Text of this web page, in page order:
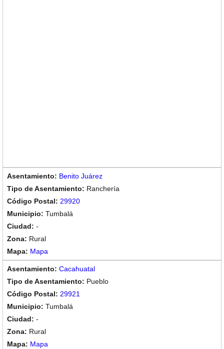
Benito Juárez
Ranchería
29920
Tumbalá
-
Rural
Mapa
Cacahuatal
Pueblo
29921
Tumbalá
-
Rural
Mapa